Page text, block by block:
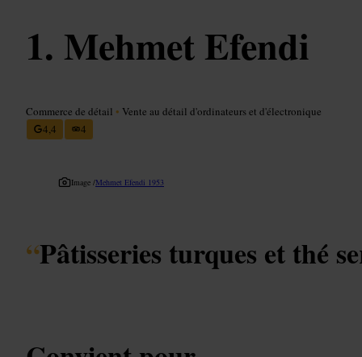
Mehmet Efendi
Commerce de détail • Vente au détail d'ordinateurs et d'électronique
4,4
4
Image /Mehmet Efendi 1953
“Pâtisseries turques et thé